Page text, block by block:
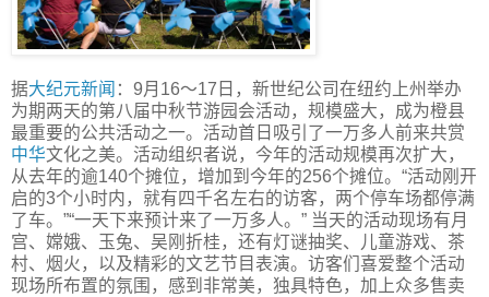
据大纪元新闻 ：9月16～17日，新世纪公司在纽约上州举办
为期两天的第八届中秋节游园会活动，规模盛大，成为橙县
最重要的公共活动之一。活动首日吸引了一万多人前来共赏
中华文化之美。活动组织者说，今年的活动规模再次扩大，
从去年的逾140个摊位，增加到今年的256个摊位。“活动刚开
启的3个小时内，就有四千名左右的访客，两个停车场都停满
了车。”“一天下来预计来了一万多人。” 当天的活动现场有月
宫、嫦娥、玉兔、吴刚折桂，还有灯谜抽奖、儿童游戏、茶
村、烟火，以及精彩的文艺节目表演。访客们喜爱整个活动
现场所布置的氛围，感到非常美，独具特色，加上众多售卖